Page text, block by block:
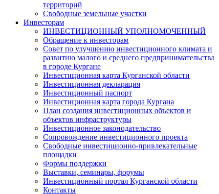
территорий
Свободные земельные участки
Инвесторам
ИНВЕСТИЦИОННЫЙ УПОЛНОМОЧЕННЫЙ
Обращение к инвесторам
Совет по улучшению инвестиционного климата и
развитию малого и среднего предпринимательства
в городе Кургане
Инвестиционная карта Курганской области
Инвестиционная декларация
Инвестиционный паспорт
Инвестиционная карта города Кургана
План создания инвестиционных объектов и
объектов инфраструктуры
Инвестиционное законодательство
Сопровождение инвестиционного проекта
Свободные инвестиционно-привлекательные
площадки
Формы поддержки
Выставки, семинары, форумы
Инвестиционный портал Курганской области
Контакты